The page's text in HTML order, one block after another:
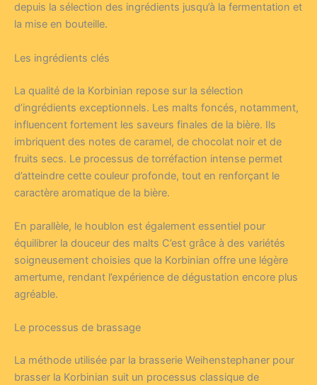
depuis la sélection des ingrédients jusqu’à la fermentation et
la mise en bouteille.
Les ingrédients clés
La qualité de la Korbinian repose sur la sélection
d’ingrédients exceptionnels. Les malts foncés, notamment,
influencent fortement les saveurs finales de la bière. Ils
imbriquent des notes de caramel, de chocolat noir et de
fruits secs. Le processus de torréfaction intense permet
d’atteindre cette couleur profonde, tout en renforçant le
caractère aromatique de la bière.
En parallèle, le houblon est également essentiel pour
équilibrer la douceur des malts C’est grâce à des variétés
soigneusement choisies que la Korbinian offre une légère
amertume, rendant l’expérience de dégustation encore plus
agréable.
Le processus de brassage
La méthode utilisée par la brasserie Weihenstephaner pour
brasser la Korbinian suit un processus classique de